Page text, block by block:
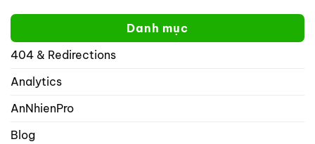
bạn
trên
mạng
không
thể
Danh mục
404 & Redirections
Analytics
AnNhienPro
Blog